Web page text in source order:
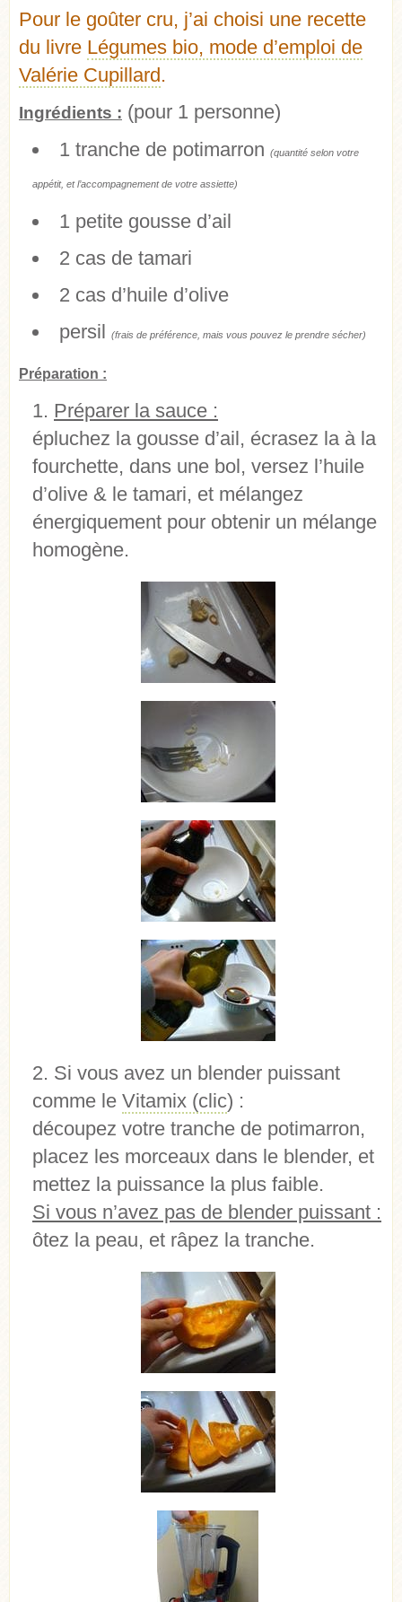
Pour le goûter cru, j’ai choisi une recette
du livre Légumes bio, mode d’emploi de
Valérie Cupillard .
Ingrédients : (pour 1 personne)
1 tranche de potimarron(quantité selon votre
appétit, et l’accompagnement de votre assiette)
1 petite gousse d’ail
2 cas de tamari
2 cas d’huile d’olive
persil(frais de préférence, mais vous pouvez le prendre sécher)
Préparation :
Préparer la sauce :
épluchez la gousse d’ail, écrasez la à la
fourchette, dans une bol, versez l’huile
d’olive & le tamari, et mélangez
énergiquement pour obtenir un mélange
homogène.
Si vous avez un blender puissant
comme le Vitamix (clic) :
découpez votre tranche de potimarron,
placez les morceaux dans le blender, et
mettez la puissance la plus faible.
Si vous n’avez pas de blender puissant :
ôtez la peau, et râpez la tranche.